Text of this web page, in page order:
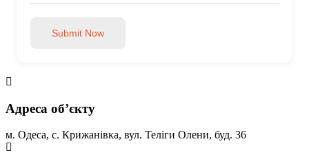
Submit Now
Адреса обʼєкту
м. Одеса, с. Крижанівка, вул. Теліги Олени, буд. 36